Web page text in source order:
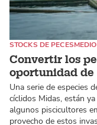
Convertir los
oportunidad de
STOCKS DE PECES
Una serie de especies
cíclidos Midas, están
algunos piscicultores
provecho de estos